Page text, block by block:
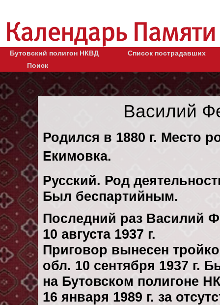
Бутовский полигон НКВД
Список пострадавших
Поиск
Василий
Родился в 1880 г. Место
Екимовка.
Русский. Род
Был беспартийным.
Последний раз Василий
10 августа 1937 г.
Приговор вынесен
обл. 10 сентября 1937 г.
на Бутовском полигоне
16 января 1989 г. за